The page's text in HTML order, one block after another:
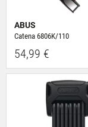
ABUS
Catena 6806K/110
54,99 €